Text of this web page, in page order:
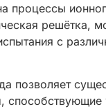
процессы
решётка,
с
позволяет